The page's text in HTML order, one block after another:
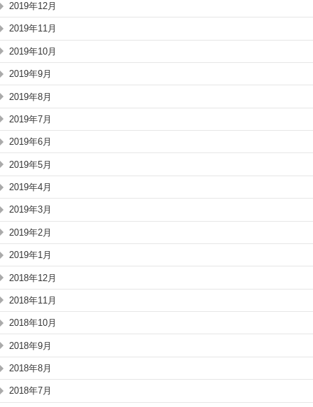
2019年12月
2019年11月
2019年10月
2019年9月
2019年8月
2019年7月
2019年6月
2019年5月
2019年4月
2019年3月
2019年2月
2019年1月
2018年12月
2018年11月
2018年10月
2018年9月
2018年8月
2018年7月